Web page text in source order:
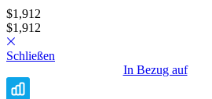
$1,912
$1,912
Schließen
In Bezug auf
Privacy Policy
Epsylia OÜ - All rights reserved
Moning is a platform that does not
educational. We do not provide any
The data presented comes from different
errors. We encourage you to always
other sources.